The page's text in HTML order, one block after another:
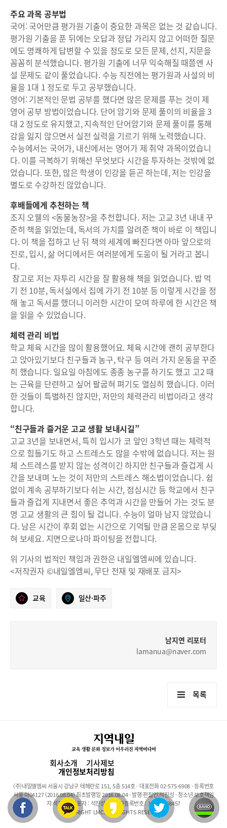
주요 과목 공부법
국어: 국어만큼 평가원 기출이 중요한 과목은 없는 것 같습니다.
평가원 기출을 푼 뒤에는 오답과 정답 가리지 않고 어떠한 질문
에도 명쾌하게 답변할 수 있을 정도로 모든 문제, 선지, 지문을
꼼꼼히 분석했습니다. 평가원 기출에 너무 익숙해질 때쯤엔 사
설 문제도 같이 풀었습니다. 수능 직전에는 평가원과 사설의 비
율을 1대 1 정도로 두고 공부했습니다.
영어: 기본적인 문법 공부를 했다면 많은 문제를 푸는 것이 제
영어 공부 방법이었습니다. 단어 암기와 문제 풀이의 비율을 3
대 2 정도로 유지했고, 지속적인 단어암기와 문제 풀이를 통해
감을 잃지 않으면서 실전 실력을 기르기 위해 노력했습니다.
수능에서는 국어가, 내신에서는 영어가 제 취약 과목이었습니
다. 이를 극복하기 위해선 무엇보다 시간을 투자하는 것밖에 없
었습니다. 또한, 많은 학생이 인강을 듣곤 하는데, 저는 인강을
별도로 수강하진 않았습니다.
후배들에게 추천하는 책
조지 오웰의 <동물농장>을 추천합니다. 저는 고교 3년 내내 꾸
준히 책을 읽었는데, 독서의 가치를 알려준 책이 바로 이 책입니
다. 이 책을 접하고 난 뒤 책의 세계에 빠진다면 아마 앞으로의
진로, 입시, 삶 어디에서든 여러분에게 도움이 될 거라고 봅니
다.
참고로 저는 자투리 시간을 잘 활용해 책을 읽었습니다. 밥 먹
기 전 10분, 독서실에서 집에 가기 전 10분 등 이렇게 시간을 정
해 놓고 독서를 했더니 이러한 시간이 모여 하루에 한 시간은 책
을 읽을 수 있었습니다.
체력 관리 비법
학교 체육 시간을 많이 활용했어요. 체육 시간에 괜히 공부한다
고 앉아있기보다 친구들과 농구, 탁구 등 여러 가지 운동을 꾸준
히 했습니다. 일요일 아침에도 종종 농구를 하기도 했고 고2 때
는 근육을 단련하고 싶어 팔굽혀 펴기도 열심히 했습니다. 이러
한 것들이 특별하진 않지만, 저만의 체력관리 비법이라고 생각
합니다.
“친구들과 즐거운 고교 생활 보내시길”
고교 3년을 보내면서, 특히 입시가 코 앞인 3학년 때는 체력적
으로 힘들기도 하고 스트레스도 많을 수밖에 없습니다. 저는 원
체 스트레스를 받지 않는 성격이긴 하지만 친구들과 즐겁게 시
간을 보내며 노는 것이 저만의 스트레스 해소법이었습니다. 쉼
없이 계속 공부하기보다 쉬는 시간, 점심시간 등 학교에서 친구
들과 즐겁게 지내면서 좋은 추억과 시간을 만들어 가는 것도 분
명 고교 생활의 큰 힘이 될 겁니다. 수능이 얼마 남지 않았습니
다. 남은 시간이 후회 없는 시간으로 기억될 만큼 온몸으로 부딪
혀 보세요. 지면으로나마 파이팅을 전합니다.
위 기사의 법적인 책임과 권한은 내일엘엠씨에 있습니다.
<저작권자 ©내일엘엠씨, 무단 전재 및 재배포 금지>
교육 일산·파주
남지연 리포터
lamanua@naver.com
목록
회사소개 기사제보
개인정보처리방침
(주)내일엘엠씨 서울시 강남구 테헤란로 151, 5층 514호 · 대표전화 02-575-6908 · 등록번호
서울 아04127 (2016.08.04) 최초발행일 2016.08.04 · 발행·편집인:석진성 · 청소년 보호책임
자:석진성 · 대표자 : 석진성 · 사업자등록번호 : 101-86-68457
COPYRIGHT LMC. ALL RIGHTS RESERVED.